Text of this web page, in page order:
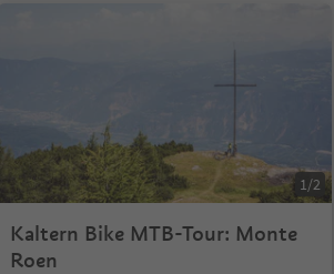
1/2
Kaltern Bike MTB-Tour: Monte
Roen